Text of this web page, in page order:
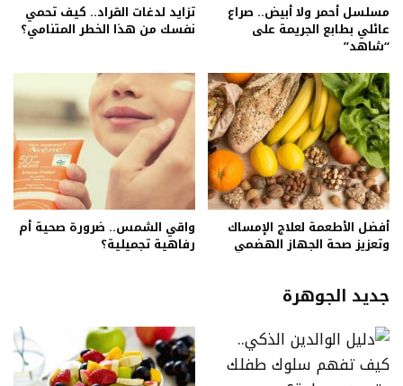
مسلسل أحمر ولا أبيض.. صراع
عائلي بطابع الجريمة على
“شاهد”
تزايد لدغات القراد.. كيف تحمي
نفسك من هذا الخطر المتنامي؟
أفضل الأطعمة لعلاج الإمساك
وتعزيز صحة الجهاز الهضمي
واقي الشمس.. ضرورة صحية أم
رفاهية تجميلية؟
جديد الجوهرة